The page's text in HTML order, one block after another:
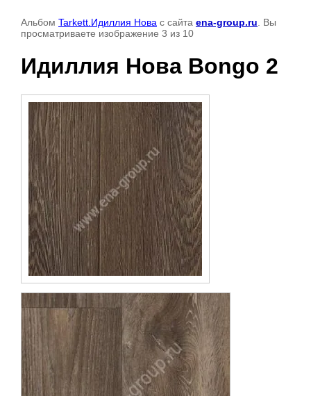
Альбом Tarkett.Идиллия Нова с сайта ena-group.ru . Вы
просматриваете изображение 3 из 10
Идиллия Нова Bongo 2